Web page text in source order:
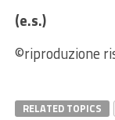
(e.s.)
©riproduzione
RELATED TOPICS